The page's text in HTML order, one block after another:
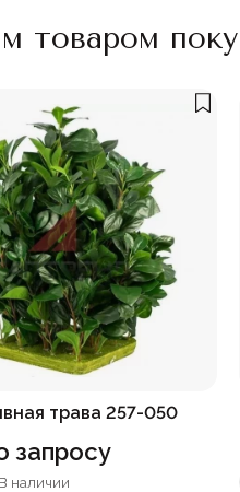
товаром
трава 257-050
запросу
В наличии